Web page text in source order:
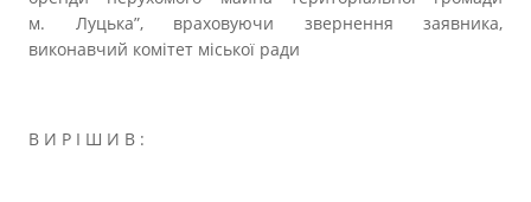
м. Луцька”, враховуючи звернення заявника,
виконавчий комітет міської ради
В И Р І Ш И В :